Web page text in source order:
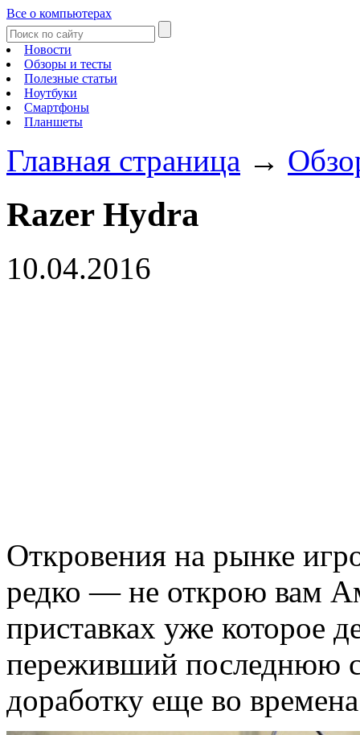
Все о компьютерах
Новости
Обзоры и тесты
Полезные статьи
Ноутбуки
Смартфоны
Планшеты
Главная страница →
Razer Hydra
10.04.2016
Откровения на рынке
редко — не открою вам
приставках уже которое
переживший последнюю
доработку еще во